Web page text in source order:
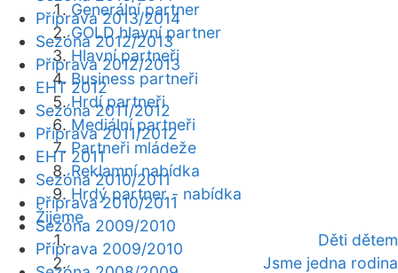
Generální partner
GOLD hlavní partner
Hlavní partneři
Business partneři
Hrdí partneři
Mediální partneři
Partneři mládeže
Reklamní nabídka
Hrdý partner - nabídka
Žijeme
Děti dětem
Jsme jedna rodina
Příprava 2013/2014
Sezóna 2012/2013
Příprava 2012/2013
EHT 2012
Sezóna 2011/2012
Příprava 2011/2012
EHT 2011
Sezóna 2010/2011
Příprava 2010/2011
Sezóna 2009/2010
Příprava 2009/2010